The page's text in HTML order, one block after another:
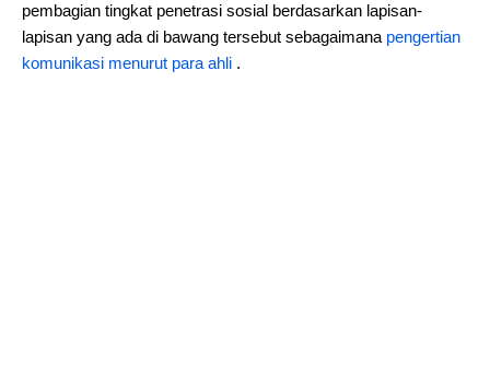
pembagian tingkat penetrasi sosial berdasarkan lapisan-
lapisan yang ada di bawang tersebut sebagaimana pengertian
komunikasi menurut para ahli .